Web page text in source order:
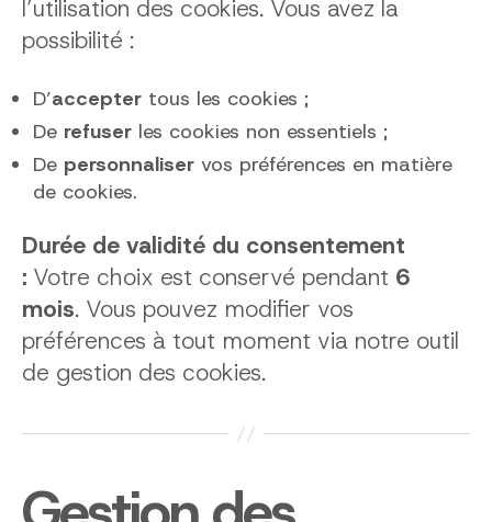
l’utilisation des cookies. Vous avez la
possibilité :
D’accepter tous les cookies ;
De refuser les cookies non essentiels ;
De personnaliser vos préférences en matière
de cookies.
Durée de validité du consentement
: Votre choix est conservé pendant 6
mois. Vous pouvez modifier vos
préférences à tout moment via notre outil
de gestion des cookies.